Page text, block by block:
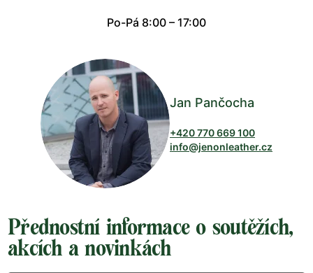
Po-Pá 8:00 – 17:00
Jan Pančocha
+420 770 669 100
info@jenonleather.cz
Přednostní informace o soutěžích,
akcích a novinkách